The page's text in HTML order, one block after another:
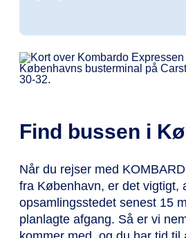
Find bussen i
Når du rejser med
fra København, er det vigtigt,
opsamlingsstedet senest 15
planlagte afgang. Så er vi